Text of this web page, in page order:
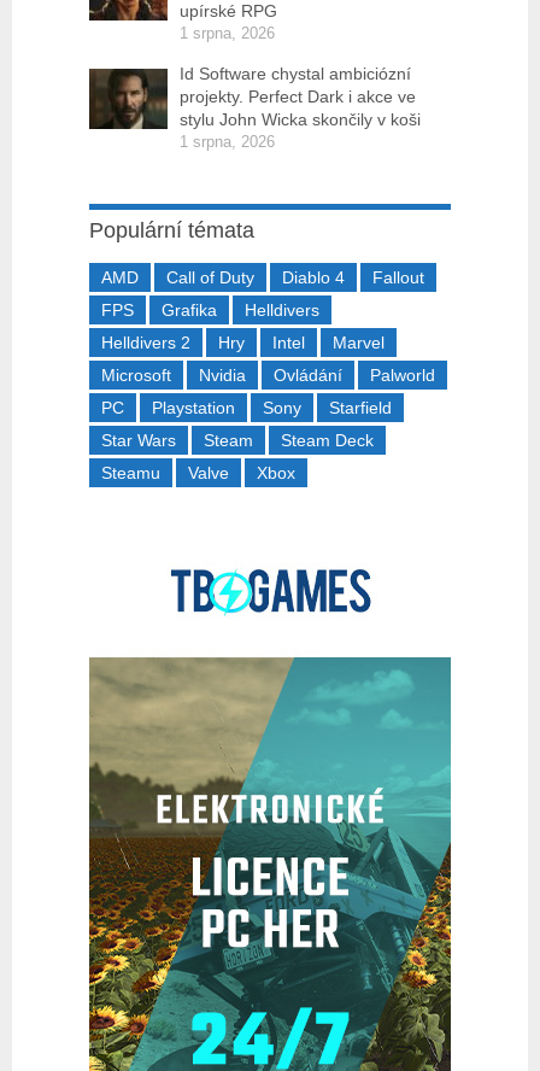
upírské RPG
1 srpna, 2026
Id Software chystal ambiciózní
projekty. Perfect Dark i akce ve
stylu John Wicka skončily v koši
1 srpna, 2026
Populární témata
AMD Call of Duty Diablo 4
Fallout
FPS
Grafika
Helldivers
Helldivers 2
Hry Intel
Marvel
Microsoft
Nvidia Ovládání
Palworld
PC
Playstation Sony
Starfield
Star Wars
Steam
Steam Deck
Steamu
Valve Xbox